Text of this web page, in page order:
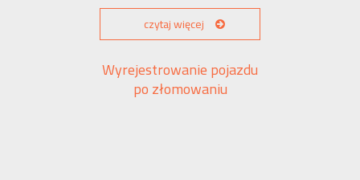
czytaj więcej
Wyrejestrowanie pojazdu
po złomowaniu